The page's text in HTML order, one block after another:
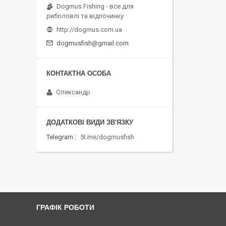
Dogmus Fishing - все для
риболовлі та відпочинку
http://dogmus.com.ua
dogmusfish@gmail.com
Олександр
Telegram 5t.me/dogmusfish
ГРАФІК РОБОТИ